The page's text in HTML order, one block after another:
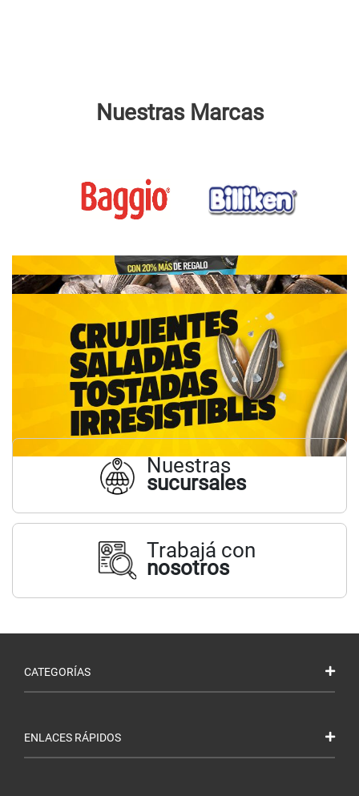
Nuestras Marcas
Nuestras
sucursales
Trabajá con
nosotros
CATEGORÍAS
ENLACES RÁPIDOS